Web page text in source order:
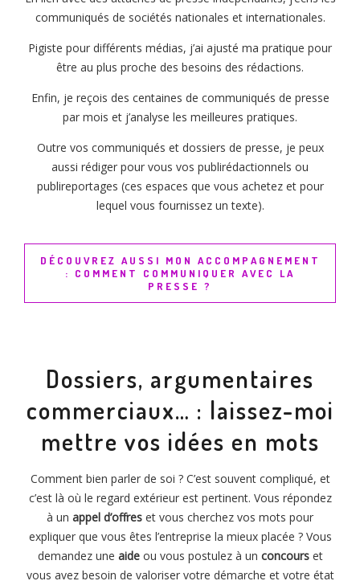
communiqués de sociétés nationales et internationales.
Pigiste pour différents médias, j’ai ajusté ma pratique pour
être au plus proche des besoins des rédactions.
Enfin, je reçois des centaines de communiqués de presse
par mois et j’analyse les meilleures pratiques.
Outre vos communiqués et dossiers de presse, je peux
aussi rédiger pour vous vos publirédactionnels ou
publireportages (ces espaces que vous achetez et pour
lequel vous fournissez un texte).
DÉCOUVREZ AUSSI MON ACCOMPAGNEMENT
: COMMENT COMMUNIQUER AVEC LA
PRESSE ?
Dossiers, argumentaires
commerciaux… : laissez-moi
mettre vos idées en mots
Comment bien parler de soi ? C’est souvent compliqué, et
c’est là où le regard extérieur est pertinent. Vous répondez
à un appel d’offres et vous cherchez vos mots pour
expliquer que vous êtes l’entreprise la mieux placée ? Vous
demandez une aideou vous postulez à un concourset
vous avez besoin de valoriser votre démarche et votre état